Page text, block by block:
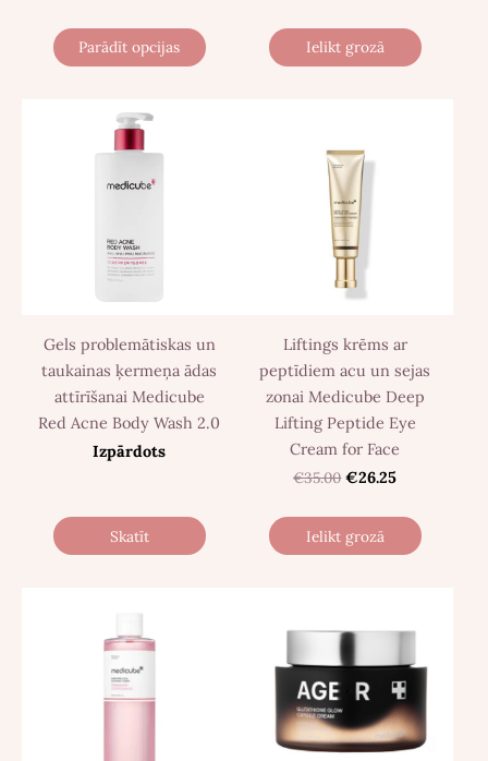
Parādīt opcijas Ielikt grozā
Gels problemātiskas un
taukainas ķermeņa ādas
attīrīšanai Medicube
Red Acne Body Wash 2.0
Izpārdots
Skatīt
Liftings krēms ar
peptīdiem acu un sejas
zonai Medicube Deep
Lifting Peptide Eye
Cream for Face
€35.00 €26.25
Ielikt grozā